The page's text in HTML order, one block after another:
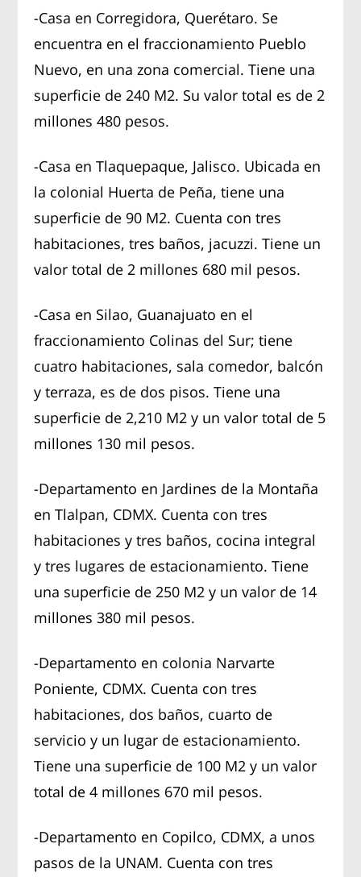
-Casa en Corregidora, Querétaro. Se
encuentra en el fraccionamiento Pueblo
Nuevo, en una zona comercial. Tiene una
superficie de 240 M2. Su valor total es de 2
millones 480 pesos.
-Casa en Tlaquepaque, Jalisco. Ubicada en
la colonial Huerta de Peña, tiene una
superficie de 90 M2. Cuenta con tres
habitaciones, tres baños, jacuzzi. Tiene un
valor total de 2 millones 680 mil pesos.
-Casa en Silao, Guanajuato en el
fraccionamiento Colinas del Sur; tiene
cuatro habitaciones, sala comedor, balcón
y terraza, es de dos pisos. Tiene una
superficie de 2,210 M2 y un valor total de 5
millones 130 mil pesos.
-Departamento en Jardines de la Montaña
en Tlalpan, CDMX. Cuenta con tres
habitaciones y tres baños, cocina integral
y tres lugares de estacionamiento. Tiene
una superficie de 250 M2 y un valor de 14
millones 380 mil pesos.
-Departamento en colonia Narvarte
Poniente, CDMX. Cuenta con tres
habitaciones, dos baños, cuarto de
servicio y un lugar de estacionamiento.
Tiene una superficie de 100 M2 y un valor
total de 4 millones 670 mil pesos.
-Departamento en Copilco, CDMX, a unos
pasos de la UNAM. Cuenta con tres